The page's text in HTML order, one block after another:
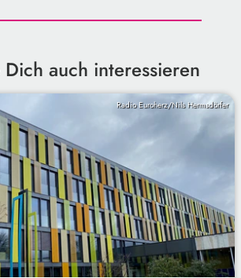
auch interessieren
Radio Euroherz/Nils Hermsdörfer